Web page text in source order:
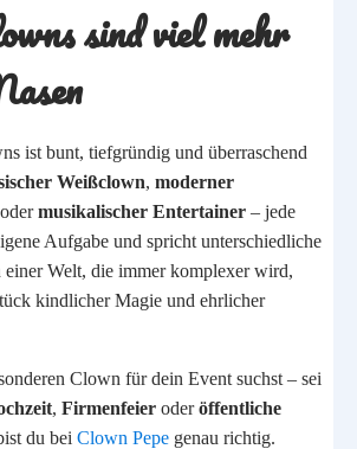
sind viel mehr
ist bunt, tiefgründig und überraschend
Weißclown, moderner
odermusikalischer Entertainer – jede
Aufgabe und spricht unterschiedliche
einer Welt, die immer komplexer wird,
kindlicher Magie und ehrlicher
Clown für dein Event suchst – sei
, Firmenfeier oderöffentliche
du bei Clown Pepe genau richtig.